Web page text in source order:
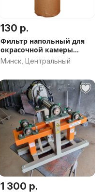
130 р.
Фильтр напольный для
окрасочной камеры
0,75х20м
Минск, Центральный
1 300 р.